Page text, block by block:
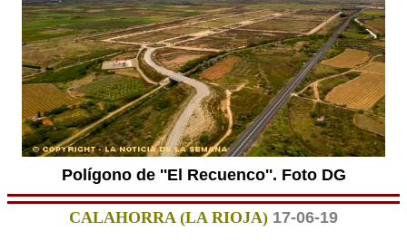
Polígono de ''El Recuenco''. Foto DG
CALAHORRA (LA RIOJA) 17-06-19